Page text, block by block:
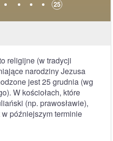
25
religijne (w tradycji
narodziny Jezusa
jest 25 grudnia (wg
W kościołach, które
(np. prawosławie),
późniejszym terminie